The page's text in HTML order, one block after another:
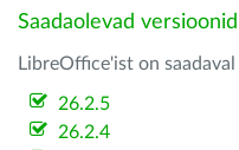
Saadaolevad versioonid
LibreOffice'ist on
26.2.5
26.2.4